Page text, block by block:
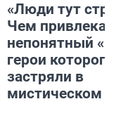
«Люди тут
Чем
непонятный
герои которого
застряли в
мистическом